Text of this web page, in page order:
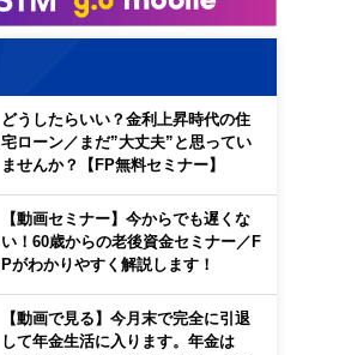
どうしたらいい？金利上昇時代の住
宅ローン／まだ”大丈夫”と思ってい
ませんか？【FP無料セミナー】
【動画セミナー】今からでも遅くな
い！60歳からの老後資金セミナー／F
Pがわかりやすく解説します！
【動画で見る】今月末で完全に引退
して年金生活に入ります。年金は